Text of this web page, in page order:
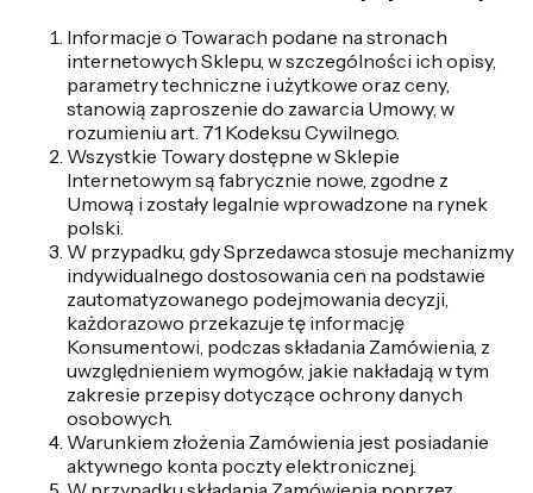
Informacje o Towarach podane na stronach
internetowych Sklepu, w szczególności ich opisy,
parametry techniczne i użytkowe oraz ceny,
stanowią zaproszenie do zawarcia Umowy, w
rozumieniu art. 71 Kodeksu Cywilnego.
Wszystkie Towary dostępne w Sklepie
Internetowym są fabrycznie nowe, zgodne z
Umową i zostały legalnie wprowadzone na rynek
polski.
W przypadku, gdy Sprzedawca stosuje mechanizmy
indywidualnego dostosowania cen na podstawie
zautomatyzowanego podejmowania decyzji,
każdorazowo przekazuje tę informację
Konsumentowi, podczas składania Zamówienia, z
uwzględnieniem wymogów, jakie nakładają w tym
zakresie przepisy dotyczące ochrony danych
osobowych.
Warunkiem złożenia Zamówienia jest posiadanie
aktywnego konta poczty elektronicznej.